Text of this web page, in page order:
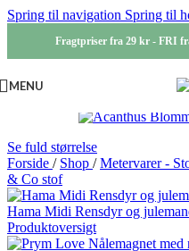
Spring til navigation Spring til
Fragtpriser fra 29 kr - FRI
MENU
Se fuld størrelse
Forside / Shop / Metervarer -
& Co stof
Hama Midi Rensdyr og
Produktoversigt